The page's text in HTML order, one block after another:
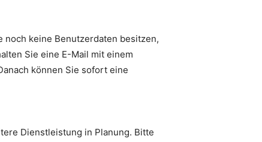
noch keine Benutzerdaten besitzen,
Sie eine E-Mail mit einem
können Sie sofort eine
Dienstleistung in Planung. Bitte